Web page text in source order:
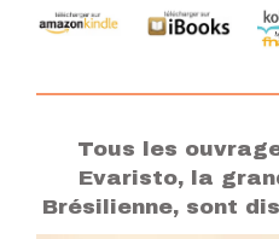
Tous les
Evaristo, la
Brésilienne, sont